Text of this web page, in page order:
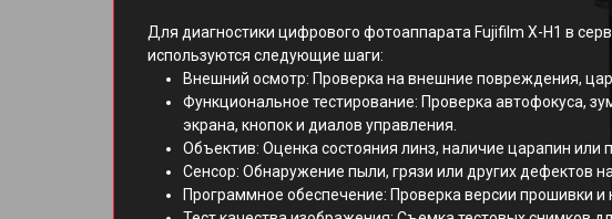
Для диагностики цифрового фотоаппарата Fujifilm X-H1 в
используются следующие шаги:
Внешний осмотр: Проверка на внешние повреждения,
Функциональное тестирование: Проверка автофокуса,
экрана, кнопок и диалов управления.
Объектив: Оценка состояния линз, наличие царапин или
Сенсор: Обнаружение пыли, грязи или других дефектов на
Программное обеспечение: Проверка версии прошивки и